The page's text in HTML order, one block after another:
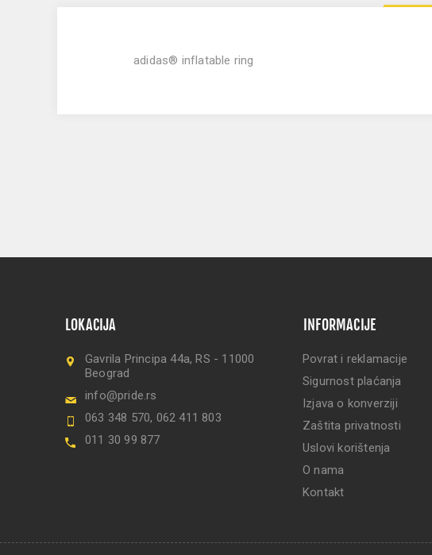
adidas® inflatable ring
LOKACIJA
Gavrila Principa 44a, RS - 11000
Beograd
info@pride.rs
063 348 570, 062 411 803
011 30 99 877
INFORMACIJE
Povrat i reklamacije
Sigurnost plaćanja
Izjava o konverziji
Zaštita privatnosti
Uslovi korištenja
O nama
Kontakt